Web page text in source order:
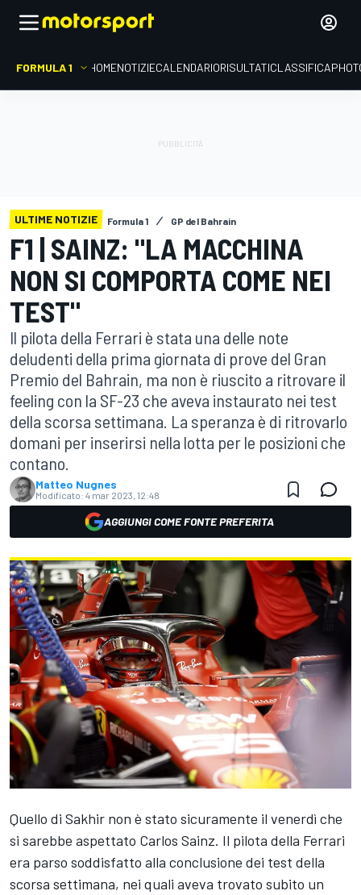
FORMULA 1 HOMENOTIZIECALENDARIORISULTATICLASSIFICA
ULTIME NOTIZIE Formula 1 GP del Bahrain
F1 | SAINZ: "LA MACCHINA
NON SI COMPORTA COME NEI
TEST"
Il pilota della Ferrari è stata una delle note
deludenti della prima giornata di prove del Gran
Premio del Bahrain, ma non è riuscito a ritrovare il
feeling con la SF-23 che aveva instaurato nei test
della scorsa settimana. La speranza è di ritrovarlo
domani per inserirsi nella lotta per le posizioni che
contano.
Matteo Nugnes
Modificato: 4 mar 2023, 12:48
AGGIUNGI COME FONTE PREFERITA
Quello di Sakhir non è stato sicuramente il venerdì che
si sarebbe aspettato Carlos Sainz. Il pilota della Ferrari
era parso soddisfatto alla conclusione dei test della
scorsa settimana, nei quali aveva trovato subito un